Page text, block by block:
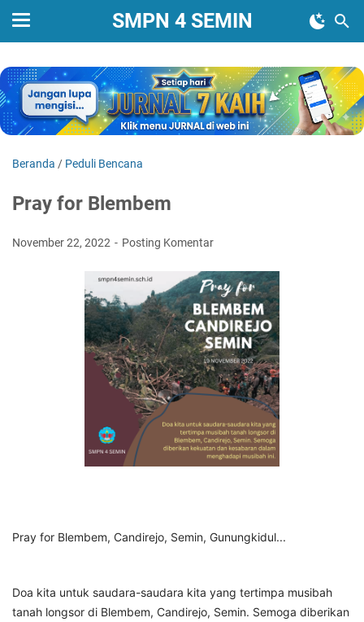
SMPN 4 SEMIN
Beranda / Peduli Bencana
Pray for Blembem
November 22, 2022 Posting Komentar
Pray for Blembem, Candirejo, Semin, Gunungkidul...
Doa kita untuk saudara-saudara kita yang tertimpa musibah
tanah longsor di Blembem, Candirejo, Semin. Semoga diberikan